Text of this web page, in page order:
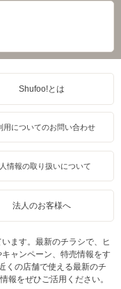
Shufoo!とは
用についてのお問い合わせ
情報の取り扱いについて
法人のお客様へ
ます。最新のチラシで、ヒ
ャンペーン、特売情報をす
くの店舗で使える最新のチ
報をぜひご活用ください。